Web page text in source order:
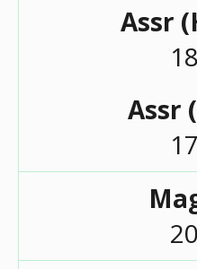
Assr
Assr